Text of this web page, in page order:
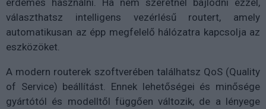
választhatsz intelligens vezérlésű routert, amely
automatikusan az épp megfelelő hálózatra kapcsolja az
eszközöket.
A modern routerek szoftverében találhatsz QoS (Quality
of Service) beállítást. Ennek lehetőségei és minősége
gyártótól és modelltől függően változik, de a lényege